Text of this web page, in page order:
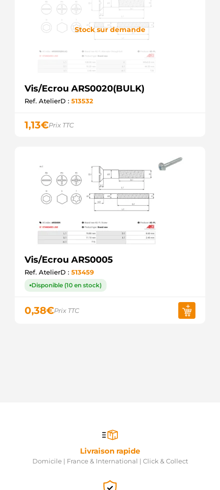
Stock sur demande
Vis/Ecrou ARS0020(BULK)
Ref. AtelierD : 513532
1,13€Prix TTC
Vis/Ecrou ARS0005
Ref. AtelierD : 513459
Disponible (10 en stock)
0,38€Prix TTC
Livraison rapide
Domicile | France & International | Click & Collect